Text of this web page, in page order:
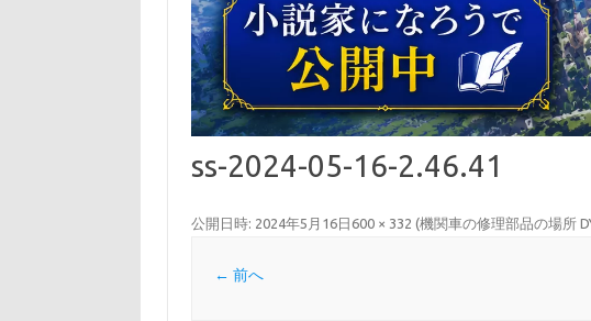
ss-2024-05-16-2.46.41
公開日時: 2024年5月16日 600 × 332 (機関車の修理部品の場所
← 前へ